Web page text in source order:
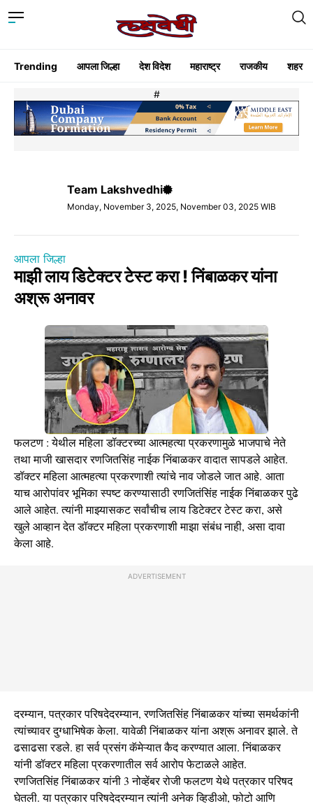
Trending आपला जिल्हा देश विदेश महाराष्ट्र राजकीय शहर
#
Team Lakshvedhi
Monday, November 3, 2025, November 03, 2025 WIB
आपला जिल्हा
माझी लाय डिटेक्टर टेस्ट करा ! निंबाळकर यांना
अश्रू अनावर
फलटण : येथील महिला डॉक्टरच्या आत्महत्या प्रकरणामुळे भाजपाचे नेते
तथा माजी खासदार रणजितसिंह नाईक निंबाळकर वादात सापडले आहेत.
डॉक्टर महिला आत्महत्या प्रकरणाशी त्यांचे नाव जोडले जात आहे. आता
याच आरोपांवर भूमिका स्पष्ट करण्यासाठी रणजितंसिंह नाईक निंबाळकर पुढे
आले आहेत. त्यांनी माझ्यासकट सर्वांचीच लाय डिटेक्टर टेस्ट करा, असे
खुले आव्हान देत डॉक्टर महिला प्रकरणाशी माझा संबंध नाही, असा दावा
केला आहे.
ADVERTISEMENT
दरम्यान, पत्रकार परिषदेदरम्यान, रणजितसिंह निंबाळकर यांच्या समर्थकांनी
त्यांच्यावर दुग्धाभिषेक केला. यावेळी निंबाळकर यांना अश्रू अनावर झाले. ते
ढसाढसा रडले. हा सर्व प्रसंग कॅमेऱ्यात कैद करण्यात आला. निंबाळकर
यांनी डॉक्टर महिला प्रकरणातील सर्व आरोप फेटाळले आहेत.
रणजितसिंह निंबाळकर यांनी 3 नोव्हेंबर रोजी फलटण येथे पत्रकार परिषद
घेतली. या पत्रकार परिषदेदरम्यान त्यांनी अनेक व्हिडीओ, फोटो आणि